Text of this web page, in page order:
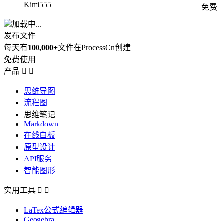
Kimi555
免费
加载中...
发布文件
每天有100,000+文件在ProcessOn创建
免费使用
产品  
思维导图
流程图
思维笔记
Markdown
在线白板
原型设计
API服务
智能图形
实用工具  
LaTex公式编辑器
Geogebra